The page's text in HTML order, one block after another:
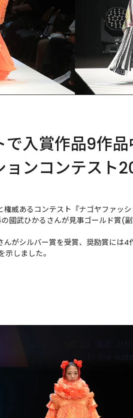
入賞作品9作
ンコンテスト
威あるコンテスト『ナゴヤファッ
國武ひかるさんが見事ゴールド賞(
がシルバー賞を受賞、奨励賞には
しました。